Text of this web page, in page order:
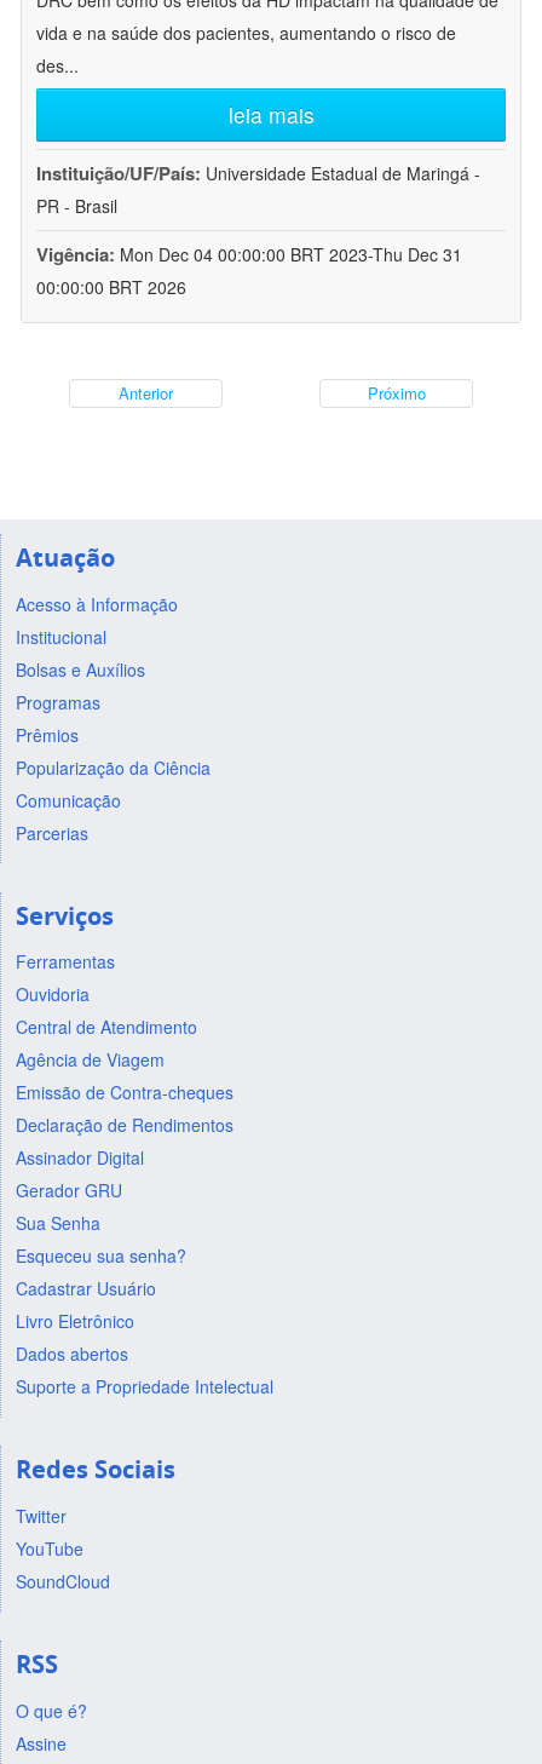
vida e na saúde dos pacientes, aumentando o risco de
des...
leia mais
Instituição/UF/País: Universidade Estadual de Maringá -
PR - Brasil
Vigência: Mon Dec 04 00:00:00 BRT 2023-Thu Dec 31
00:00:00 BRT 2026
Anterior Próximo
Atuação
Acesso à Informação
Institucional
Bolsas e Auxílios
Programas
Prêmios
Popularização da Ciência
Comunicação
Parcerias
Serviços
Ferramentas
Ouvidoria
Central de Atendimento
Agência de Viagem
Emissão de Contra-cheques
Declaração de Rendimentos
Assinador Digital
Gerador GRU
Sua Senha
Esqueceu sua senha?
Cadastrar Usuário
Livro Eletrônico
Dados abertos
Suporte a Propriedade Intelectual
Redes Sociais
Twitter
YouTube
SoundCloud
RSS
O que é?
Assine